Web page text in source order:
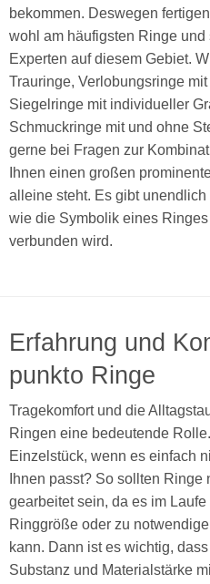
bekommen. Deswegen
wohl am häufigsten Ringe
Experten auf diesem Gebiet.
Trauringe, Verlobungsringe
Siegelringe mit individueller
Schmuckringe mit und ohne
gerne bei Fragen zur
Ihnen einen großen
alleine steht. Es gibt
wie die Symbolik eines
verbunden wird.
Erfahrung und
punkto Ringe
Tragekomfort und die
Ringen eine bedeutende
Einzelstück, wenn es einfach
Ihnen passt? So sollten Ringe
gearbeitet sein, da es im
Ringgröße oder zu
kann. Dann ist es wichtig,
Substanz und Materialstärke